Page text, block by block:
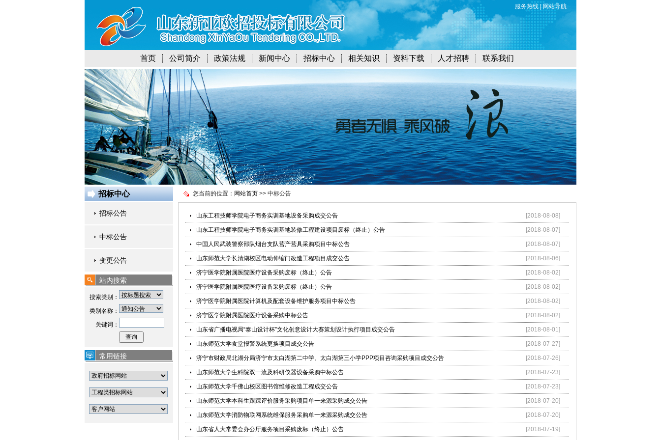
服务热线|网站导航
首页 公司简介 政策法规 新闻中心 招标中心 相关知识 资料下载 人才招聘 联系我们
招标中心
招标公告
中标公告
变更公告
站内搜索
搜索类别：
类别名称：
关键词：
常用链接
您当前的位置： 网站首页 >> 中标公告
山东工程技师学院电子商务实训基地设备采购成交公告 [2018-08-08]
山东工程技师学院电子商务实训基地装修工程建设项目废标（终止）公告 [2018-08-07]
中国人民武装警察部队烟台支队营产营具采购项目中标公告 [2018-08-07]
山东师范大学长清湖校区电动伸缩门改造工程项目成交公告 [2018-08-06]
济宁医学院附属医院医疗设备采购废标（终止）公告 [2018-08-02]
济宁医学院附属医院医疗设备采购废标（终止）公告 [2018-08-02]
济宁医学院附属医院计算机及配套设备维护服务项目中标公告 [2018-08-02]
济宁医学院附属医院医疗设备采购中标公告 [2018-08-02]
山东省广播电视局“泰山设计杯”文化创意设计大赛策划设计执行项目成交公告 [2018-08-01]
山东师范大学食堂报警系统更换项目成交公告 [2018-07-27]
济宁市财政局北湖分局济宁市太白湖第二中学、太白湖第三小学PPP项目咨询采购项目成交公告 [2018-07-26]
山东师范大学生科院双一流及科研仪器设备采购中标公告 [2018-07-23]
山东师范大学千佛山校区图书馆维修改造工程成交公告 [2018-07-23]
山东师范大学本科生跟踪评价服务采购项目单一来源采购成交公告 [2018-07-20]
山东师范大学消防物联网系统维保服务采购单一来源采购成交公告 [2018-07-20]
山东省人大常委会办公厅服务项目采购废标（终止）公告 [2018-07-19]